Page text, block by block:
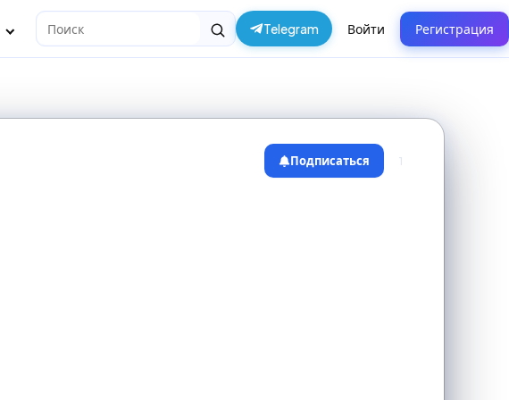
Поиск Telegram Войти Регистрация
Подписаться 1